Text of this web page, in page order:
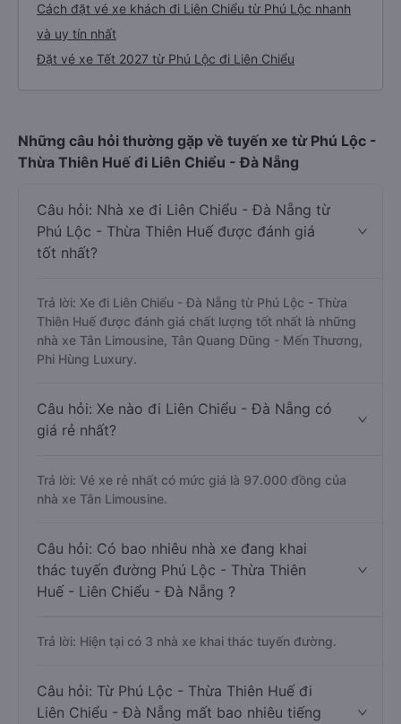
Cách đặt vé xe khách đi Liên Chiểu từ Phú Lộc nhanh
và uy tín nhất
Đặt vé xe Tết 2027 từ Phú Lộc đi Liên Chiểu
Những câu hỏi thường gặp về tuyến xe từ Phú Lộc -
Thừa Thiên Huế đi Liên Chiểu - Đà Nẵng
Câu hỏi: Nhà xe đi Liên Chiểu - Đà Nẵng từ
Phú Lộc - Thừa Thiên Huế được đánh giá
tốt nhất?
Trả lời: Xe đi Liên Chiểu - Đà Nẵng từ Phú Lộc - Thừa
Thiên Huế được đánh giá chất lượng tốt nhất là những
nhà xe Tân Limousine, Tân Quang Dũng - Mến Thương,
Phi Hùng Luxury.
Câu hỏi: Xe nào đi Liên Chiểu - Đà Nẵng có
giá rẻ nhất?
Trả lời: Vé xe rẻ nhất có mức giá là 97.000 đồng của
nhà xe Tân Limousine.
Câu hỏi: Có bao nhiêu nhà xe đang khai
thác tuyến đường Phú Lộc - Thừa Thiên
Huế - Liên Chiểu - Đà Nẵng ?
Trả lời: Hiện tại có 3 nhà xe khai thác tuyến đường.
Câu hỏi: Từ Phú Lộc - Thừa Thiên Huế đi
Liên Chiểu - Đà Nẵng mất bao nhiêu tiếng